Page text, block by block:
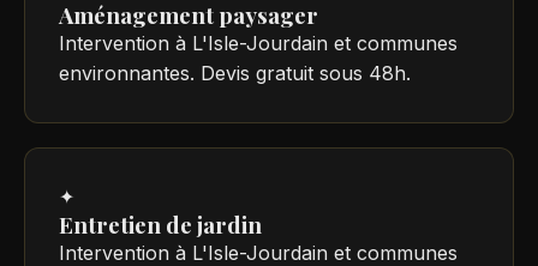
Aménagement paysager
Intervention à L'Isle-Jourdain et communes
environnantes. Devis gratuit sous 48h.
✦
Entretien de jardin
Intervention à L'Isle-Jourdain et communes